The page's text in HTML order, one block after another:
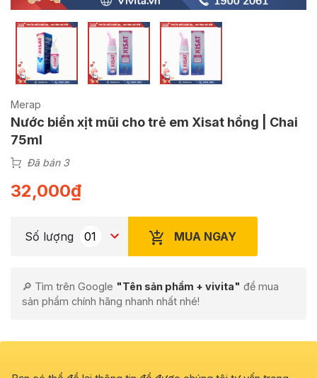
Merap
Nước biển xịt mũi cho trẻ em Xisat hồng | Chai
75ml
Đã bán 3
32,000₫
Số lượng MUA NGAY
🔎 Tìm trên Google "Tên sản phẩm + vivita" để mua
sản phẩm chính hãng nhanh nhất nhé!